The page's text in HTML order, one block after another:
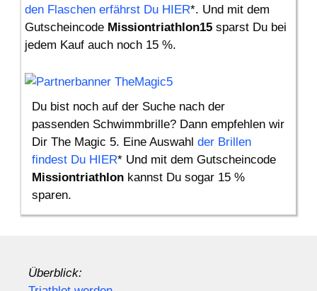
den Flaschen erfährst Du HIER*. Und mit dem
Gutscheincode Missiontriathlon15 sparst Du bei
jedem Kauf auch noch 15 %.
Du bist noch auf der Suche nach der
passenden Schwimmbrille? Dann empfehlen wir
Dir The Magic 5. Eine Auswahl der Brillen
findest Du HIER* Und mit dem Gutscheincode
Missiontriathlon kannst Du sogar 15 %
sparen.
Überblick: